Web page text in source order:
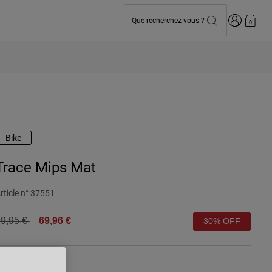
Que recherchez-vous ? Connexion
0
Bike
Mips Mat
n° 37551
reduced from
€to 69,96 € 30% OFF